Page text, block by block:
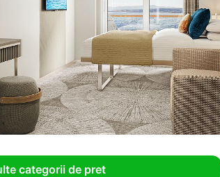
categorii de pret